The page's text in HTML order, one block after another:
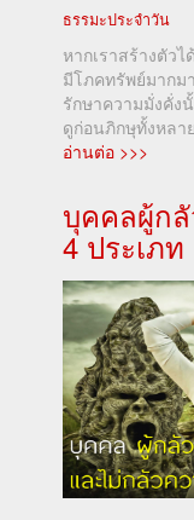
ธรรมะประจำวัน
หากเราสร้างตัว
มีโภคทรัพย์มากม
รักษาความมั่งคั่ง
ดูก่อนภิกษุทั้งหลา
อ่านต่อ >>>
บุคคลผู้ก
4 ประเภท